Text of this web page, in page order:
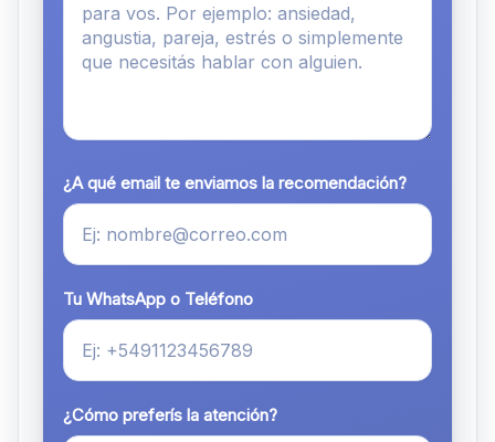
¿A qué email te enviamos la recomendación?
Tu WhatsApp o Teléfono
¿Cómo preferís la atención?